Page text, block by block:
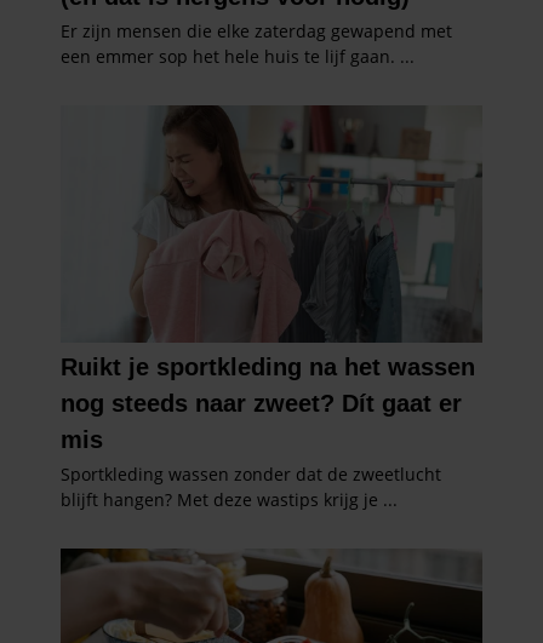
partners kunnen deze gegevens combineren met andere
verzameld op basis van uw gebruik van hun services. U
gaat akkoord met onze cookies als u onze website blijft